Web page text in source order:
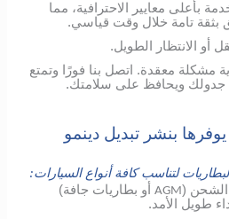
بأعلى معايير الاحترافية، مما
بثقة تامة خلال وقت قياسي.
أو الانتظار الطويل.
مشكلة معقدة. اتصل بنا فورًا وتمتع
ويحافظ على سلامتك.
يوفرها بنشر تبديل دينمو
لتناسب كافة أنواع السيارات:
الشحن (AGM أو بطاريات جافة)
طويل الأمد.